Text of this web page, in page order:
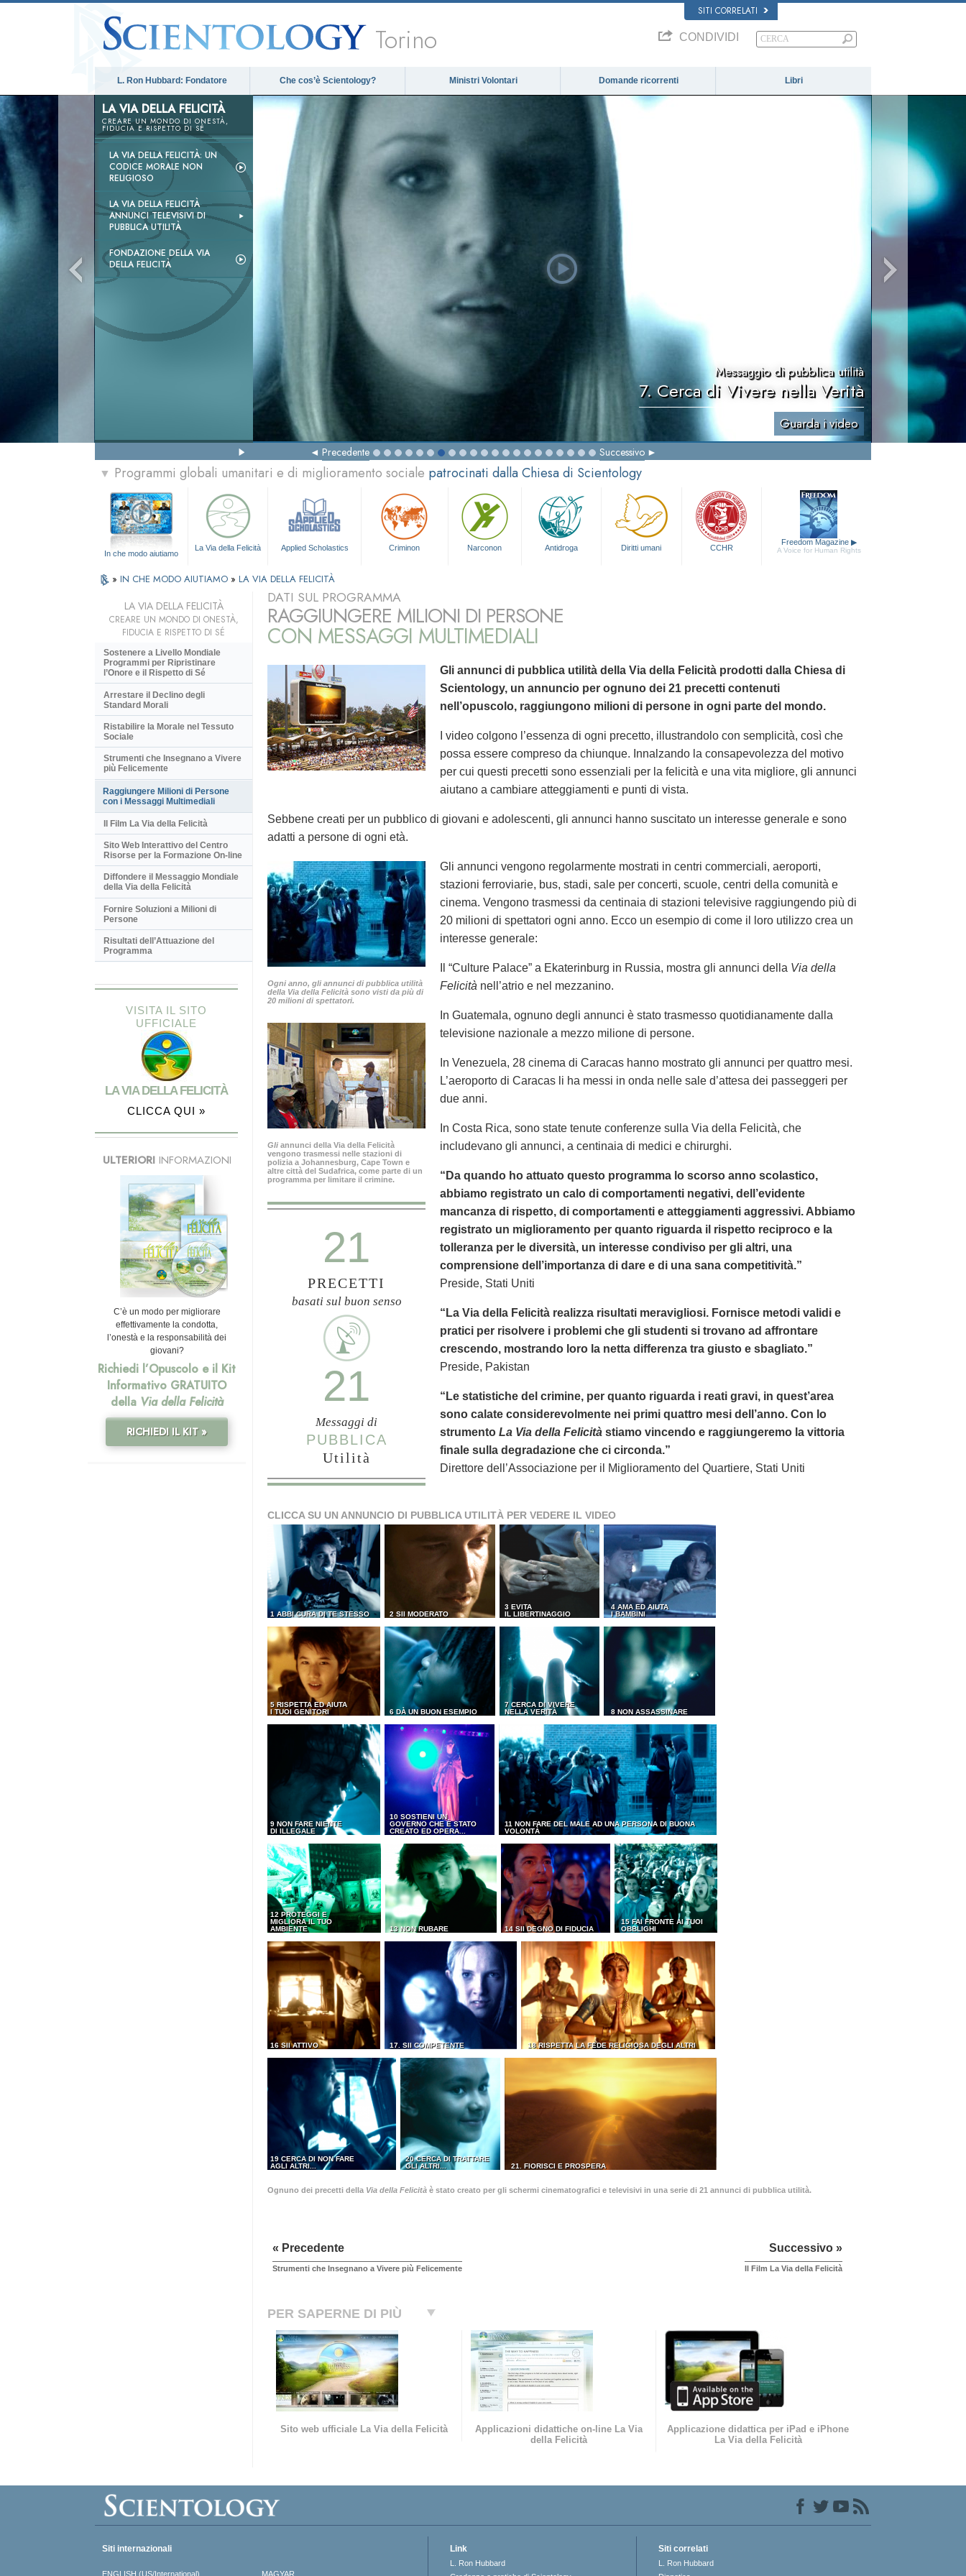
SITI CORRELATI
Torino CONDIVIDI
L. Ron Hubbard: Fondatore Che cos’è Scientology? Ministri Volontari Domande ricorrenti Libri
LA VIA DELLA FELICITÀ
CREARE UN MONDO DI ONESTÀ,
FIDUCIA E RISPETTO DI SÉ
LA VIA DELLA FELICITÀ: UN
CODICE MORALE NON
RELIGIOSO
LA VIA DELLA FELICITÀ
ANNUNCI TELEVISIVI DI
PUBBLICA UTILITÀ
FONDAZIONE DELLA VIA
DELLA FELICITÀ
Messaggio di pubblica utilità
7. Cerca di Vivere nella Verità
Guarda i video
Precedente Successivo
▼ Programmi globali umanitari e di miglioramento sociale patrocinati dalla Chiesa di Scientology
In che modo aiutiamo
La Via della Felicità Applied Scholastics Criminon Narconon Antidroga Diritti umani CCHR
Freedom Magazine ▶
A Voice for Human Rights
» IN CHE MODO AIUTIAMO » LA VIA DELLA FELICITÀ
DATI SUL PROGRAMMA
RAGGIUNGERE MILIONI DI PERSONE
CON MESSAGGI MULTIMEDIALI
Gli annunci di pubblica utilità della Via della Felicità prodotti dalla Chiesa di
Scientology, un annuncio per ognuno dei 21 precetti contenuti
nell’opuscolo, raggiungono milioni di persone in ogni parte del mondo.
I video colgono l’essenza di ogni precetto, illustrandolo con semplicità, così che
possa essere compreso da chiunque. Innalzando la consapevolezza del motivo
per cui questi precetti sono essenziali per la felicità e una vita migliore, gli annunci
aiutano a cambiare atteggiamenti e punti di vista.
Sebbene creati per un pubblico di giovani e adolescenti, gli annunci hanno suscitato un interesse generale e sono
adatti a persone di ogni età.
Ogni anno, gli annunci di pubblica utilità
della Via della Felicità sono visti da più di
20 milioni di spettatori.
Gli annunci della Via della Felicità
vengono trasmessi nelle stazioni di
polizia a Johannesburg, Cape Town e
altre città del Sudafrica, come parte di un
programma per limitare il crimine.
Gli annunci vengono regolarmente mostrati in centri commerciali, aeroporti,
stazioni ferroviarie, bus, stadi, sale per concerti, scuole, centri della comunità e
cinema. Vengono trasmessi da centinaia di stazioni televisive raggiungendo più di
20 milioni di spettatori ogni anno. Ecco un esempio di come il loro utilizzo crea un
interesse generale:
Il “Culture Palace” a Ekaterinburg in Russia, mostra gli annunci della Via della
Felicità nell’atrio e nel mezzanino.
In Guatemala, ognuno degli annunci è stato trasmesso quotidianamente dalla
televisione nazionale a mezzo milione di persone.
In Venezuela, 28 cinema di Caracas hanno mostrato gli annunci per quattro mesi.
L’aeroporto di Caracas li ha messi in onda nelle sale d’attesa dei passeggeri per
due anni.
In Costa Rica, sono state tenute conferenze sulla Via della Felicità, che
includevano gli annunci, a centinaia di medici e chirurghi.
21
PRECETTI
basati sul buon senso
21
Messaggi di
PUBBLICA
Utilità
“Da quando ho attuato questo programma lo scorso anno scolastico,
abbiamo registrato un calo di comportamenti negativi, dell’evidente
mancanza di rispetto, di comportamenti e atteggiamenti aggressivi. Abbiamo
registrato un miglioramento per quanto riguarda il rispetto reciproco e la
tolleranza per le diversità, un interesse condiviso per gli altri, una
comprensione dell’importanza di dare e di una sana competitività.”
Preside, Stati Uniti
“La Via della Felicità realizza risultati meravigliosi. Fornisce metodi validi e
pratici per risolvere i problemi che gli studenti si trovano ad affrontare
crescendo, mostrando loro la netta differenza tra giusto e sbagliato.”
Preside, Pakistan
“Le statistiche del crimine, per quanto riguarda i reati gravi, in quest’area
sono calate considerevolmente nei primi quattro mesi dell’anno. Con lo
strumento La Via della Felicità stiamo vincendo e raggiungeremo la vittoria
finale sulla degradazione che ci circonda.”
Direttore dell’Associazione per il Miglioramento del Quartiere, Stati Uniti
CLICCA SU UN ANNUNCIO DI PUBBLICA UTILITÀ PER VEDERE IL VIDEO
1 ABBI CURA DI TE STESSO 2 SII MODERATO
3 EVITA
IL LIBERTINAGGIO
4 AMA ED AIUTA
I BAMBINI
5 RISPETTA ED AIUTA
I TUOI GENITORI
6 DÀ UN BUON ESEMPIO
7 CERCA DI VIVERE
NELLA VERITÀ
8 NON ASSASSINARE
9 NON FARE NIENTE
DI ILLEGALE
10 SOSTIENI UN
GOVERNO CHE È STATO
CREATO ED OPERA...
11 NON FARE DEL MALE AD UNA PERSONA DI BUONA
VOLONTÀ
12 PROTEGGI E
MIGLIORA IL TUO
AMBIENTE
13 NON RUBARE 14 SII DEGNO DI FIDUCIA
15 FAI FRONTE AI TUOI
OBBLIGHI
16 SII ATTIVO 17. SII COMPETENTE 18 RISPETTA LA FEDE RELIGIOSA DEGLI ALTRI
19 CERCA DI NON FARE
AGLI ALTRI...
20 CERCA DI TRATTARE
GLI ALTRI...
21. FIORISCI E PROSPERA
Ognuno dei precetti della Via della Felicità è stato creato per gli schermi cinematografici e televisivi in una serie di 21 annunci di pubblica utilità.
« Precedente
Strumenti che Insegnano a Vivere più Felicemente
Successivo »
Il Film La Via della Felicità
PER SAPERNE DI PIÙ
Sito web ufficiale La Via della Felicità
Applicazioni didattiche on-line La Via
della Felicità
Applicazione didattica per iPad e iPhone
La Via della Felicità
LA VIA DELLA FELICITÀ
CREARE UN MONDO DI ONESTÀ,
FIDUCIA E RISPETTO DI SÉ
Sostenere a Livello Mondiale
Programmi per Ripristinare
l’Onore e il Rispetto di Sé
Arrestare il Declino degli
Standard Morali
Ristabilire la Morale nel Tessuto
Sociale
Strumenti che Insegnano a Vivere
più Felicemente
Raggiungere Milioni di Persone
con i Messaggi Multimediali
Il Film La Via della Felicità
Sito Web Interattivo del Centro
Risorse per la Formazione On-line
Diffondere il Messaggio Mondiale
della Via della Felicità
Fornire Soluzioni a Milioni di
Persone
Risultati dell’Attuazione del
Programma
VISITA IL SITO
UFFICIALE
LA VIA DELLA FELICITÀ
CLICCA QUI »
ULTERIORIINFORMAZIONI
C’è un modo per migliorare
effettivamente la condotta,
l’onestà e la responsabilità dei
giovani?
Richiedi l’Opuscolo e il Kit
Informativo GRATUITO
della Via della Felicità
RICHIEDI IL KIT »
Siti internazionali
ENGLISH (US/International) MAGYAR
Link
L. Ron Hubbard
Siti correlati
L. Ron Hubbard